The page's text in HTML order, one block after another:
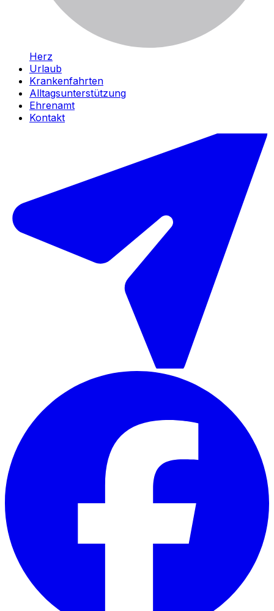
Herz
Urlaub
Krankenfahrten
Alltagsunterstützung
Ehrenamt
Kontakt